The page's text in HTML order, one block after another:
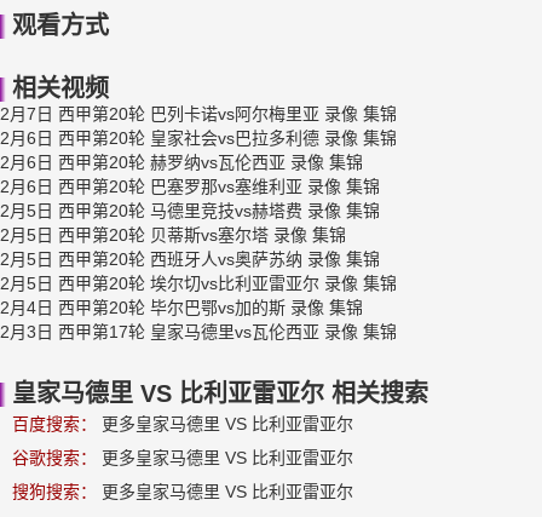
观看方式
相关视频
2月7日 西甲第20轮 巴列卡诺vs阿尔梅里亚 录像 集锦
2月6日 西甲第20轮 皇家社会vs巴拉多利德 录像 集锦
2月6日 西甲第20轮 赫罗纳vs瓦伦西亚 录像 集锦
2月6日 西甲第20轮 巴塞罗那vs塞维利亚 录像 集锦
2月5日 西甲第20轮 马德里竞技vs赫塔费 录像 集锦
2月5日 西甲第20轮 贝蒂斯vs塞尔塔 录像 集锦
2月5日 西甲第20轮 西班牙人vs奥萨苏纳 录像 集锦
2月5日 西甲第20轮 埃尔切vs比利亚雷亚尔 录像 集锦
2月4日 西甲第20轮 毕尔巴鄂vs加的斯 录像 集锦
2月3日 西甲第17轮 皇家马德里vs瓦伦西亚 录像 集锦
皇家马德里 VS 比利亚雷亚尔 相关搜索
百度搜索：
更多皇家马德里 VS 比利亚雷亚尔
谷歌搜索：
更多皇家马德里 VS 比利亚雷亚尔
搜狗搜索：
更多皇家马德里 VS 比利亚雷亚尔